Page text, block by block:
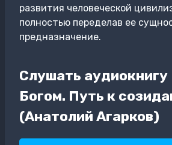
развития человеческой
полностью переделав ее
предназначение.
Слушать аудиокнигу
Богом. Путь к
(Анатолий Агарков)